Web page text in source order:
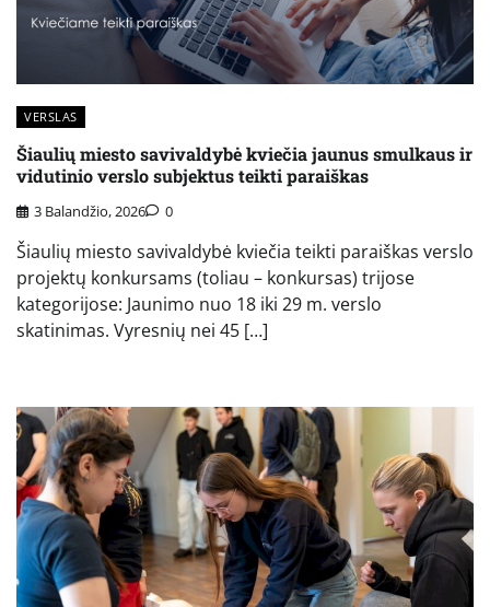
VERSLAS
Šiaulių miesto savivaldybė kviečia jaunus smulkaus ir
vidutinio verslo subjektus teikti paraiškas
3 Balandžio, 2026 0
Šiaulių miesto savivaldybė kviečia teikti paraiškas verslo
projektų konkursams (toliau – konkursas) trijose
kategorijose: Jaunimo nuo 18 iki 29 m. verslo
skatinimas. Vyresnių nei 45 […]